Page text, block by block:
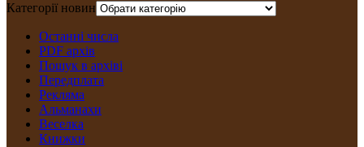
Категорії новин
Останні числа
PDF архів
Пошук в архіві
Передплата
Рекляма
Альманахи
Веселка
Книжки